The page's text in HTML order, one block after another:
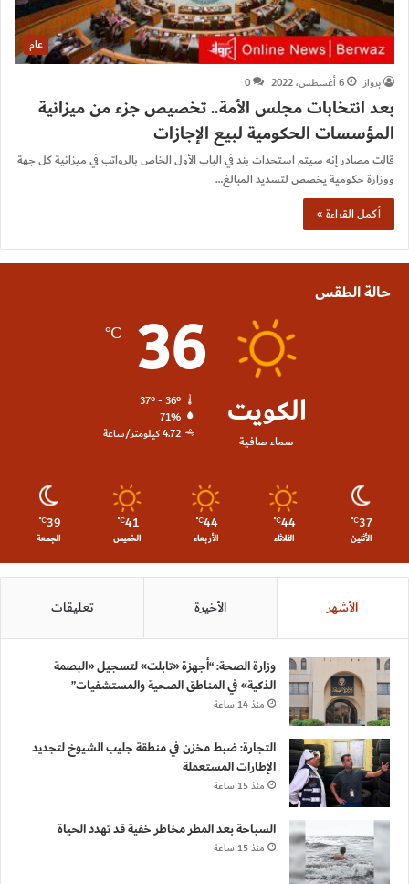
عام
برواز
6 أغسطس، 2022 0
بعد انتخابات مجلس الأمة.. تخصيص جزء من ميزانية
المؤسسات الحكومية لبيع الإجازات
قالت مصادر إنه سيتم استحداث بند في الباب الأول الخاص بالرواتب في ميزانية كل جهة
ووزارة حكومية يخصص لتسديد المبالغ…
أكمل القراءة »
حالة الطقس
الكويت
سماء صافية
36
℃
37º - 36º
71%
4.72 كيلومتر/ساعة
37
℃
الأثنين
44
℃
الثلاثاء
44
℃
الأربعاء
41
℃
الخميس
39
℃
الجمعة
الأشهر الأخيرة تعليقات
وزارة الصحة: “أجهزة «تابلت» لتسجيل «البصمة
الذكية» في المناطق الصحية والمستشفيات”
منذ 14 ساعة
التجارة: ضبط مخزن في منطقة جليب الشيوخ لتجديد
الإطارات المستعملة
منذ 15 ساعة
السباحة بعد المطر مخاطر خفية قد تهدد الحياة
منذ 15 ساعة